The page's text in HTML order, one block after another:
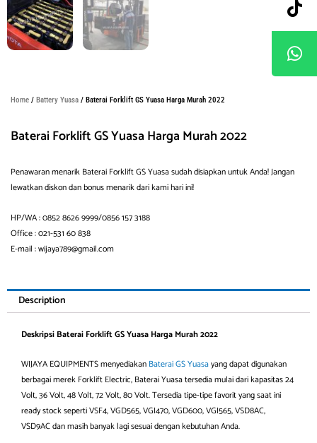
Home / Battery Yuasa / Baterai Forklift GS Yuasa Harga Murah 2022
Baterai Forklift GS Yuasa Harga Murah 2022
Penawaran menarik Baterai Forklift GS Yuasa sudah disiapkan untuk Anda! Jangan
lewatkan diskon dan bonus menarik dari kami hari ini!
HP/WA : 0852 8626 9999/0856 157 3188
Office : 021-531 60 838
E-mail : wijaya789@gmail.com
Description
Deskripsi Baterai Forklift GS Yuasa Harga Murah 2022
WIJAYA EQUIPMENTS menyediakan Baterai GS Yuasayang dapat digunakan
berbagai merek Forklift Electric, Baterai Yuasa tersedia mulai dari kapasitas 24
Volt, 36 Volt, 48 Volt, 72 Volt, 80 Volt.Tersedia tipe-tipe favorit yang saat ini
ready stock seperti VSF4, VGD565, VGI470, VGD600, VGI565, VSD8AC,
VSD9AC dan masih banyak lagi sesuai dengan kebutuhan Anda.